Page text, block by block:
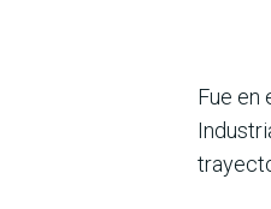
Fue en